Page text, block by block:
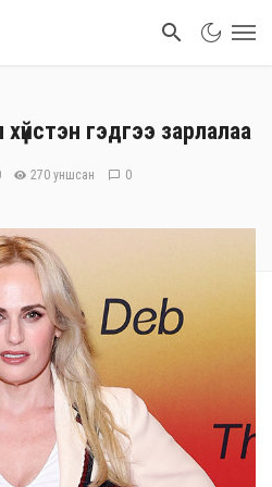
гэдгээ зарлалаа
270 уншсан 0